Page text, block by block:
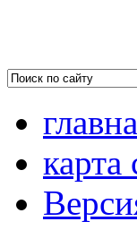
карта